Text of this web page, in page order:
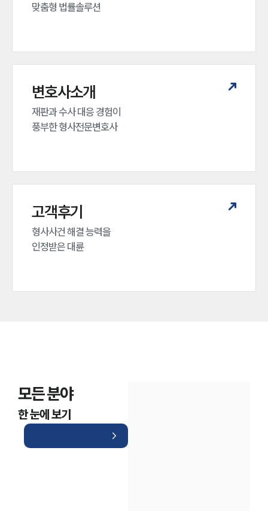
맞춤형 법률솔루션
변호사소개
재판과 수사 대응 경험이
풍부한 형사전문변호사
고객후기
형사사건 해결 능력을
인정받은 대륜
모든 분야
한 눈에 보기